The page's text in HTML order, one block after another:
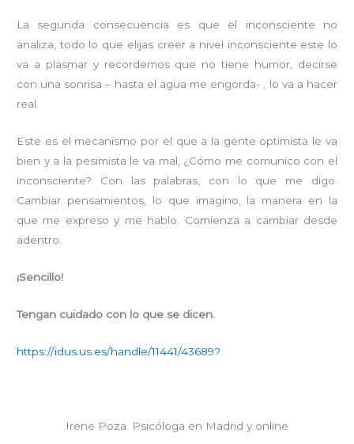
La segunda consecuencia es que el inconsciente no
analiza, todo lo que elijas creer a nivel inconsciente este lo
va a plasmar y recordemos que no tiene humor, decirse
con una sonrisa – hasta el agua me engorda- , lo va a hacer
real.
Este es el mecanismo por el que a la gente optimista le va
bien y a la pesimista le va mal, ¿Cómo me comunico con el
inconsciente? Con las palabras, con lo que me digo.
Cambiar pensamientos, lo que imagino, la manera en la
que me expreso y me hablo. Comienza a cambiar desde
adentro.
¡Sencillo!
Tengan cuidado con lo que se dicen.
https://idus.us.es/handle/11441/43689?
Irene Poza. Psicóloga en Madrid y online